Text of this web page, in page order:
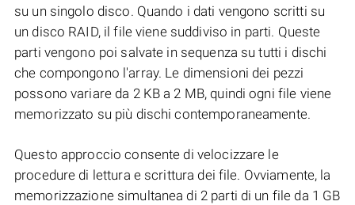
su un singolo disco. Quando i dati vengono scritti su
un disco RAID, il file viene suddiviso in parti. Queste
parti vengono poi salvate in sequenza su tutti i dischi
che compongono l'array. Le dimensioni dei pezzi
possono variare da 2 KB a 2 MB, quindi ogni file viene
memorizzato su più dischi contemporaneamente.
Questo approccio consente di velocizzare le
procedure di lettura e scrittura dei file. Ovviamente, la
memorizzazione simultanea di 2 parti di un file da 1 GB